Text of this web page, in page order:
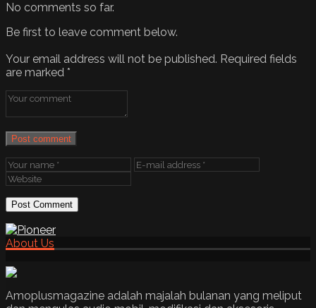
No comments so far.
Be first to leave comment below.
Your email address will not be published. Required fields
are marked *
Post comment
About Us
Amoplusmagazine adalah majalah bulanan yang meliput